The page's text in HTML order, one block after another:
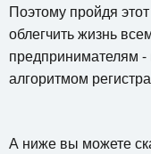
Поэтому пройдя
облегчить жизнь
предпринимателям
алгоритмом
А ниже вы можете